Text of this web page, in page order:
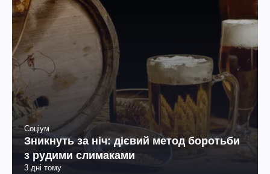
Соціум
Зникнуть за ніч: дієвий метод боротьби
з рудими слимаками
3 дні тому